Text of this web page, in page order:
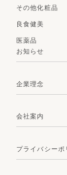
その他化粧品
良食健美
医薬品
お知らせ
企業理念
会社案内
プライバシーポ